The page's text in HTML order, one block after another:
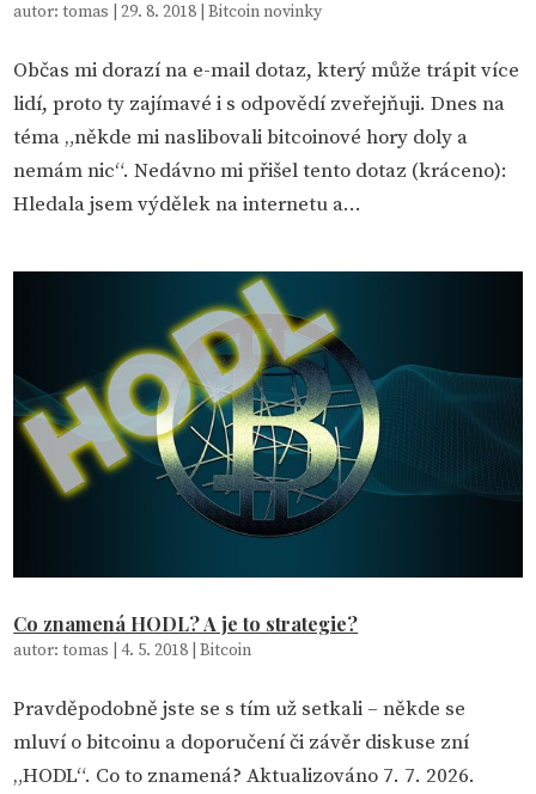
autor:tomas |29. 8. 2018 |Bitcoin novinky
Občas mi dorazí na e-mail dotaz, který může trápit více
lidí, proto ty zajímavé i s odpovědí zveřejňuji. Dnes na
téma „někde mi naslibovali bitcoinové hory doly a
nemám nic“. Nedávno mi přišel tento dotaz (kráceno):
Hledala jsem výdělek na internetu a...
Co znamená HODL? A je to strategie?
autor:tomas |4. 5. 2018 |Bitcoin
Pravděpodobně jste se s tím už setkali – někde se
mluví o bitcoinu a doporučení či závěr diskuse zní
„HODL“. Co to znamená? Aktualizováno 7. 7. 2026.